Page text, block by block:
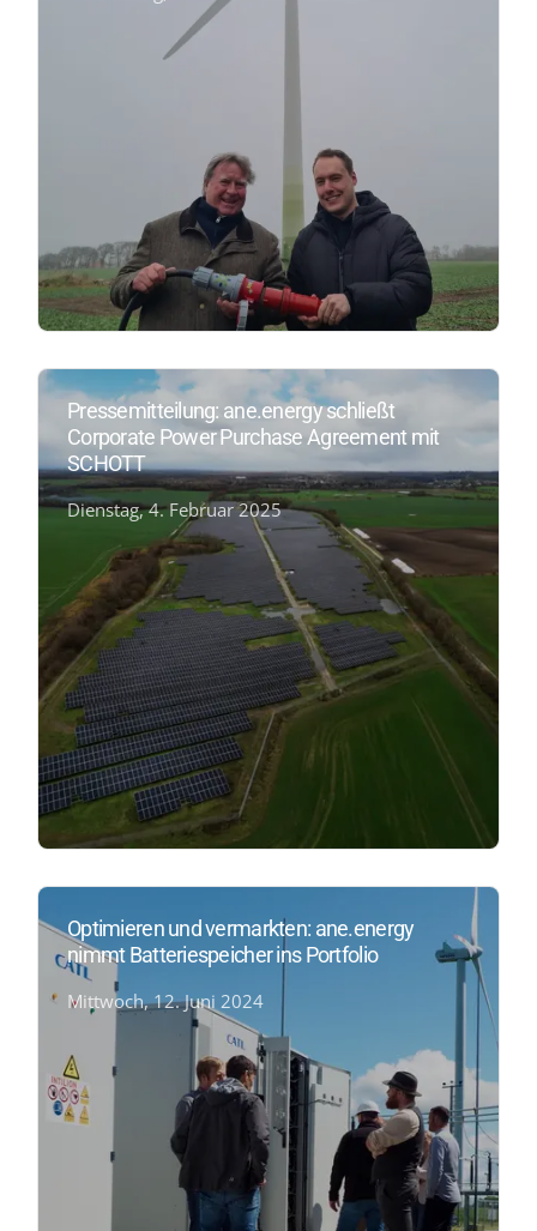
Pressemitteilung: ane.energy schließt
Corporate Power Purchase Agreement mit
SCHOTT
Dienstag, 4. Februar 2025
Optimieren und vermarkten: ane.energy
nimmt Batteriespeicher ins Portfolio
Mittwoch, 12. Juni 2024